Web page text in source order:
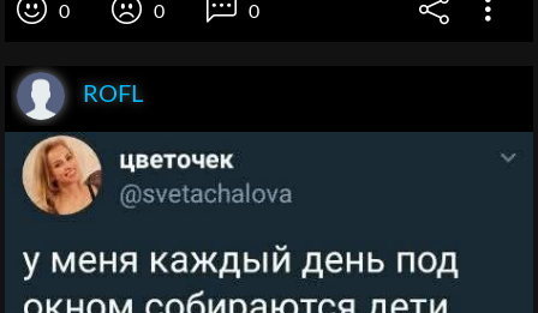
0 0 0
ROFL